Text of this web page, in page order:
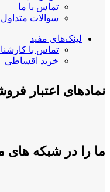
تماس با ما
سوالات متداول
لینک‌های مفید
تماس با
خرید اقساطی
نمادهای اعتبار
ما را در شبکه های